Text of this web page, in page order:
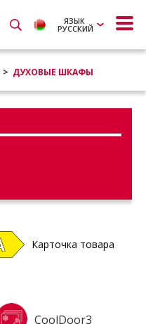
ЯЗЫК
РУССКИЙ
ДУХОВЫЕ ШКАФЫ
Карточка товара
CoolDoor3